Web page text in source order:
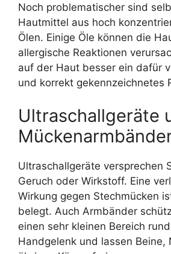
Noch problematischer sind
Hautmittel aus hoch
Ölen. Einige Öle können die
allergische Reaktionen
auf der Haut besser ein dafür
und korrekt gekennzeichnetes
Ultraschallgeräte
Ultraschallgeräte versprechen
Geruch oder Wirkstoff. Eine
Wirkung gegen Stechmücken
belegt. Auch Armbänder
einen sehr kleinen Bereich
Handgelenk und lassen Beine,